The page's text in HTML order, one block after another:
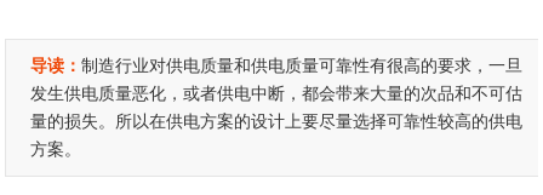
导读：制造行业对供电质量和供电质量可靠性有很高的要求，一旦
发生供电质量恶化，或者供电中断，都会带来大量的次品和不可估
量的损失。所以在供电方案的设计上要尽量选择可靠性较高的供电
方案。